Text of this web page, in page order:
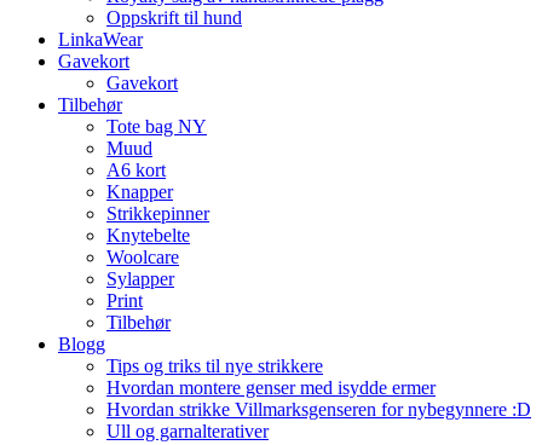
Oppskrift til hund
LinkaWear
Gavekort
Gavekort
Tilbehør
Tote bag NY
Muud
A6 kort
Knapper
Strikkepinner
Knytebelte
Woolcare
Sylapper
Print
Tilbehør
Blogg
Tips og triks til nye strikkere
Hvordan montere genser med isydde ermer
Hvordan strikke Villmarksgenseren for nybegynnere :D
Ull og garnalterativer